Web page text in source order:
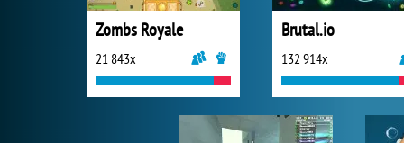
Zombs Royale
21 843x
Brutal.io
132 914x